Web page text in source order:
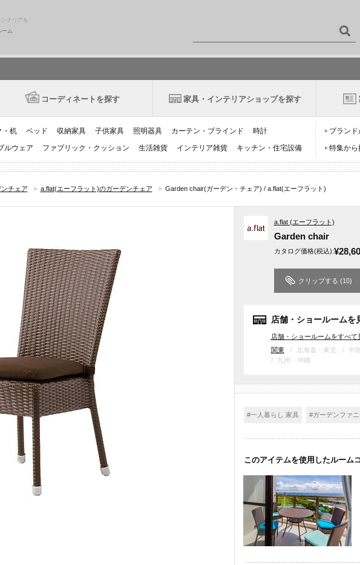
テリアを
ーム
コーディネートを探す 家具・インテリアショップを探す
・机 ベッド 収納家具 子供家具 照明器具 カーテン・ブラインド
時計
ルウェア ファブリック・クッション 生活雑貨 インテリア雑貨 キッチン・住宅設備
ブラン
特集から
チェア > a.flat(エーフラット)のガーデンチェア > Garden chair(ガーデン・チェア) / a.flat(エーフラット)
a.flat (エーフラット)
Garden chair
カタログ価格(税込):
クリップする (10)
店舗・ショールームを
店舗・ショールームをすべて
関東
北海道・東北 中
九州・沖縄
#一人暮らし 家具 #ガーデンファ
このアイテムを使用したルーム